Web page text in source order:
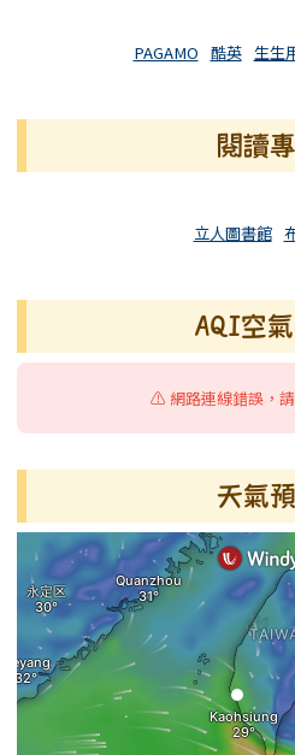
PAGAMO 酷英 生生
閱讀
立人圖書館
AQI空
⚠️ 網路連線錯誤，
天氣